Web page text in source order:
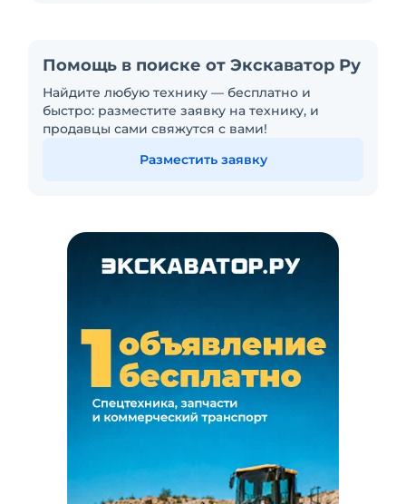
Помощь в поиске от Экскаватор Ру
Найдите любую технику — бесплатно и
быстро: разместите заявку на технику, и
продавцы сами свяжутся с вами!
Разместить заявку